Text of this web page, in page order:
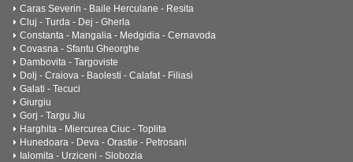
Caras Severin - Baile Herculane - Resita
Cluj - Turda - Dej - Gherla
Constanta - Mangalia - Medgidia - Cernavoda
Covasna - Sfantu Gheorghe
Dambovita - Targoviste
Dolj - Craiova - Baolesti - Calafat - Filiasi
Galati - Tecuci
Giurgiu
Gorj - Targu Jiu
Harghita - Miercurea Ciuc - Toplita
Hunedoara - Deva - Orastie - Petrosani
Ialomita - Urziceni - Slobozia